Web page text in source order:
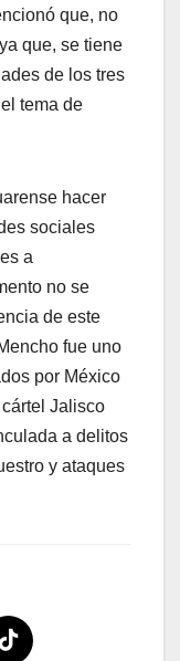
que, no
que, se tiene
de los tres
tema de
hacer
sociales
a
no se
de este
fue uno
por México
Jalisco
a delitos
y ataques